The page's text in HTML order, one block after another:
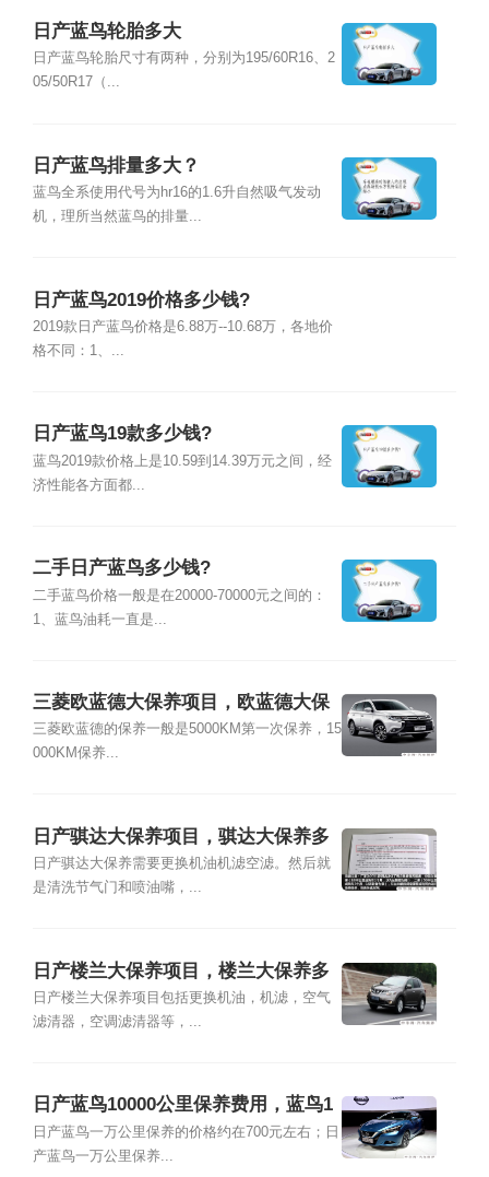
日产蓝鸟轮胎多大
日产蓝鸟轮胎尺寸有两种，分别为195/60R16、2
05/50R17（...
日产蓝鸟排量多大？
蓝鸟全系使用代号为hr16的1.6升自然吸气发动
机，理所当然蓝鸟的排量...
日产蓝鸟2019价格多少钱?
2019款日产蓝鸟价格是6.88万--10.68万，各地价
格不同：1、...
日产蓝鸟19款多少钱?
蓝鸟2019款价格上是10.59到14.39万元之间，经
济性能各方面都...
二手日产蓝鸟多少钱?
二手蓝鸟价格一般是在20000-70000元之间的：
1、蓝鸟油耗一直是...
三菱欧蓝德大保养项目，欧蓝德大保
养多少钱
三菱欧蓝德的保养一般是5000KM第一次保养，15
000KM保养...
日产骐达大保养项目，骐达大保养多
少钱
日产骐达大保养需要更换机油机滤空滤。然后就
是清洗节气门和喷油嘴，...
日产楼兰大保养项目，楼兰大保养多
少钱
日产楼兰大保养项目包括更换机油，机滤，空气
滤清器，空调滤清器等，...
日产蓝鸟10000公里保养费用，蓝鸟1
万公里保养项目
日产蓝鸟一万公里保养的价格约在700元左右；日
产蓝鸟一万公里保养...